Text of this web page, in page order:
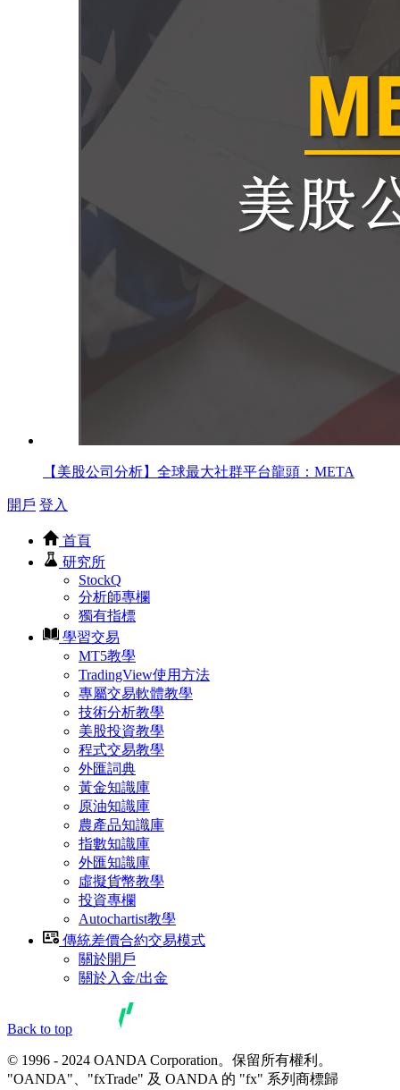
【美股公司分析】全球最大社群平台龍頭：META
開戶 登入
首頁
研究所
StockQ
分析師專欄
獨有指標
學習交易
MT5教學
TradingView使用方法
專屬交易軟體教學
技術分析教學
美股投資教學
程式交易教學
外匯詞典
黃金知識庫
原油知識庫
農產品知識庫
指數知識庫
外匯知識庫
虛擬貨幣教學
投資專欄
Autochartist教學
傳統差價合約交易模式
關於開戶
關於入金/出金
Back to top
© 1996 - 2024 OANDA Corporation。保留所有權利。
"OANDA"、"fxTrade" 及 OANDA 的 "fx" 系列商標歸